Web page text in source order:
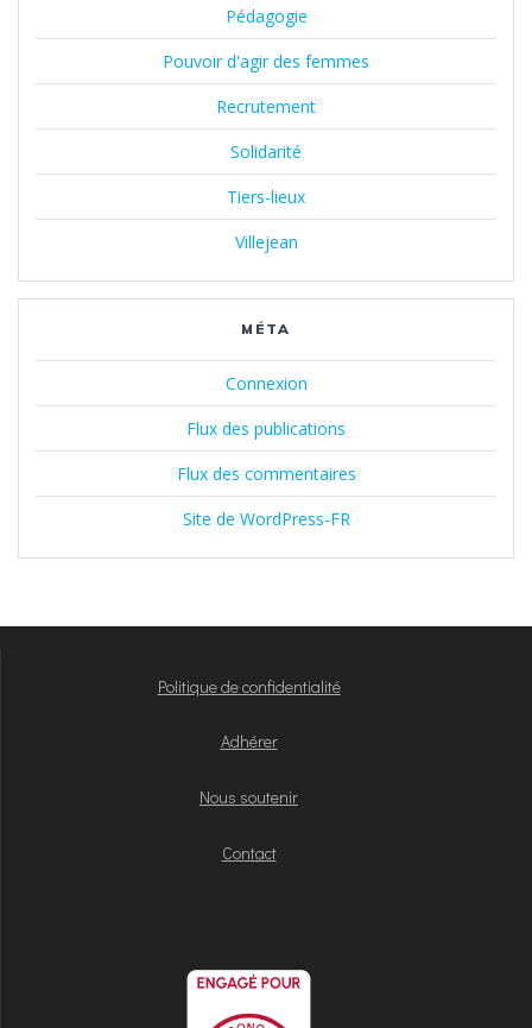
Pédagogie
Pouvoir d'agir des femmes
Recrutement
Solidarité
Tiers-lieux
Villejean
MÉTA
Connexion
Flux des publications
Flux des commentaires
Site de WordPress-FR
Politique de confidentialité
Adhérer
Nous soutenir
Contact